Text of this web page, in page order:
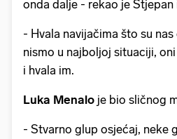
onda dalje - rekao je Stjepan
- Hvala navijačima što su
nismo u najboljoj situaciji,
i hvala im.
Luka Menalo je bio sličnog
- Stvarno glup osjećaj, neke